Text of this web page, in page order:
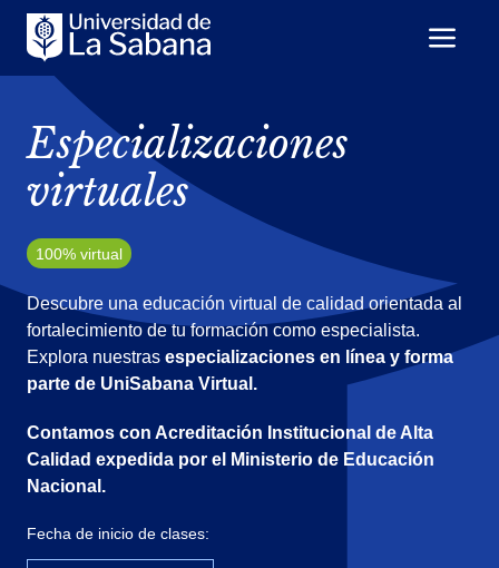
Especializaciones
virtuales
100% virtual
Descubre una educación virtual de calidad orientada al
fortalecimiento de tu formación como especialista.
Explora nuestras especializaciones en línea y forma
parte de UniSabana Virtual.
Contamos con Acreditación Institucional de Alta
Calidad expedida por el Ministerio de Educación
Nacional.
Fecha de inicio de clases: